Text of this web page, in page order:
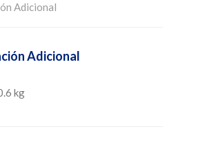
Adicional
Adicional
kg